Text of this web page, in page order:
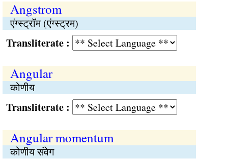
Angstrom
एंग्स्ट्रॉम (एंग्स्ट्रम)
:
Angular
कोणीय
:
Angular momentum
कोणीय संवेग